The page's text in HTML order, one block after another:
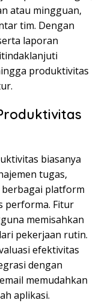
atau mingguan,
tim. Dengan
laporan
produktivitas
biasanya
tugas,
platform
performa. Fitur
memisahkan
pekerjaan rutin.
efektivitas
dengan
memudahkan
aplikasi.